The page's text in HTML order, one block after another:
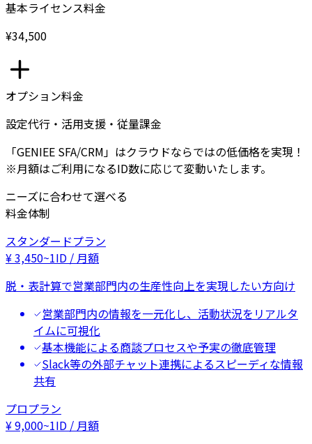
基本ライセンス料金
¥34,500
オプション料金
設定代行・活用支援・従量課金
「GENIEE SFA/CRM」はクラウドならではの低価格を実現！
※月額はご利用になるID数に応じて変動いたします。
ニーズに合わせて選べる
料金体制
スタンダードプラン
¥3,450~1ID / 月額
脱・表計算で営業部門内の生産性向上を実現したい方向け
営業部門内の情報を一元化し、活動状況をリアルタ
イムに可視化
基本機能による商談プロセスや予実の徹底管理
Slack等の外部チャット連携によるスピーディな情報
共有
プロプラン
¥9,000~1ID / 月額